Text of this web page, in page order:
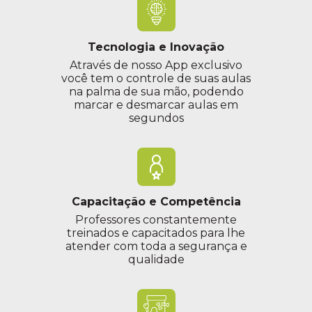
Tecnologia e Inovação
Através de nosso App exclusivo
você tem o controle de suas aulas
na palma de sua mão, podendo
marcar e desmarcar aulas em
segundos
Capacitação e Competência
Professores constantemente
treinados e capacitados para lhe
atender com toda a segurança e
qualidade